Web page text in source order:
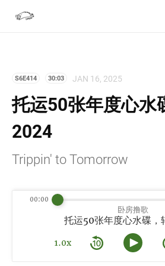
S6E414 30:03 JAN 16, 2025
托运50张年度心水
2024
Trippin' to Tomorrow
卧房撸歌
托运50张年度心水碟，
1.0x
00:00